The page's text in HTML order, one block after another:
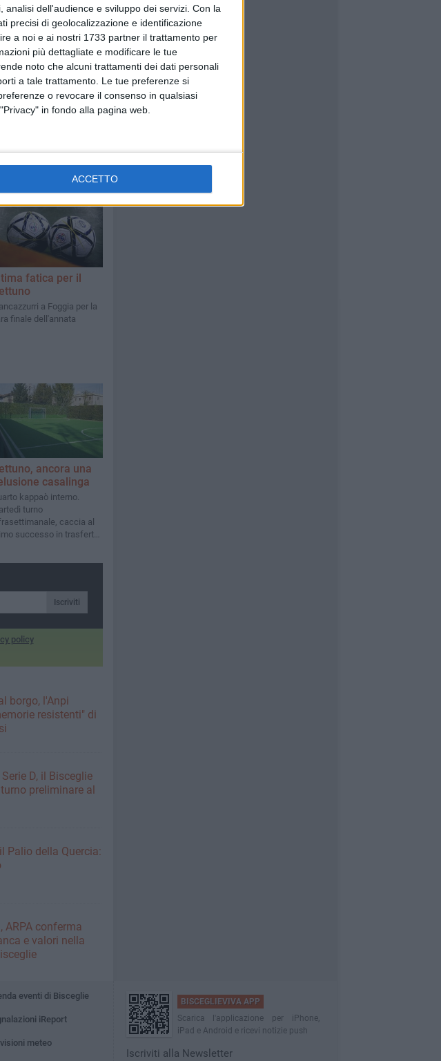
dell'audience e sviluppo dei servizi. Con la
precisi di geolocalizzazione e identificazione
a noi e ai nostri 1733 partner il trattamento per
più dettagliate e modificare le tue
noto che alcuni trattamenti dei dati personali
a tale trattamento. Le tue preferenze si
o revocare il consenso in qualsiasi
in fondo alla pagina web.
ACCETTO
il programma
7 agosto
fatica per il
a Foggia per la
finale dell'annata
ancora una
casalinga
kappaò interno.
turno
caccia al
successo in trasferta
Iscriviti
policy
borgo, l'Anpi
resistenti" di
D, il Bisceglie
preliminare al
Palio della Quercia:
ARPA conferma
e valori nella
eventi di Bisceglie
iReport
meteo
BISCEGLIEVIVA APP
Scarica l'applicazione per iPhone,
iPad e Android e ricevi notizie push
Iscriviti alla Newsletter